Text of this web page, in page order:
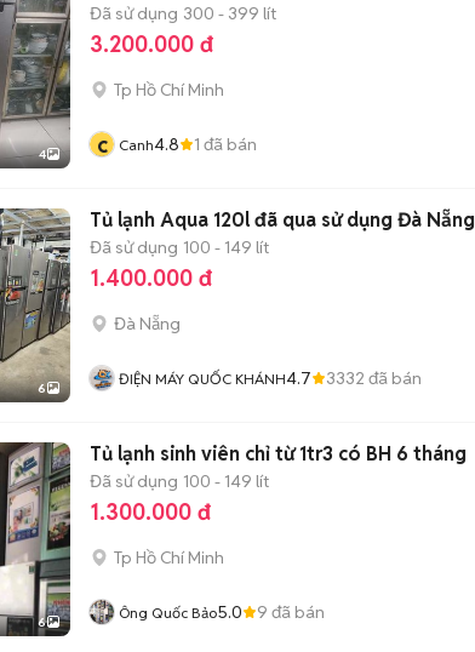
4
Đã sử dụng 300 - 399 lít
3.200.000 đ
Tp Hồ Chí Minh
c Canh4.8 1 đã bán
6
Tủ lạnh Aqua 120l đã qua sử dụng Đà Nẵng
Đã sử dụng 100 - 149 lít
1.400.000 đ
Đà Nẵng
ĐIỆN MÁY QUỐC KHÁNH4.7 3332 đã bán
6
Tủ lạnh sinh viên chỉ từ 1tr3 có BH 6 tháng
Đã sử dụng 100 - 149 lít
1.300.000 đ
Tp Hồ Chí Minh
Ông Quốc Bảo5.0 9 đã bán